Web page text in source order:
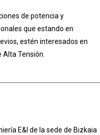
de potencia y
que estando en
estén interesados en
Alta Tensión.
E&I de la sede de Bizkaia